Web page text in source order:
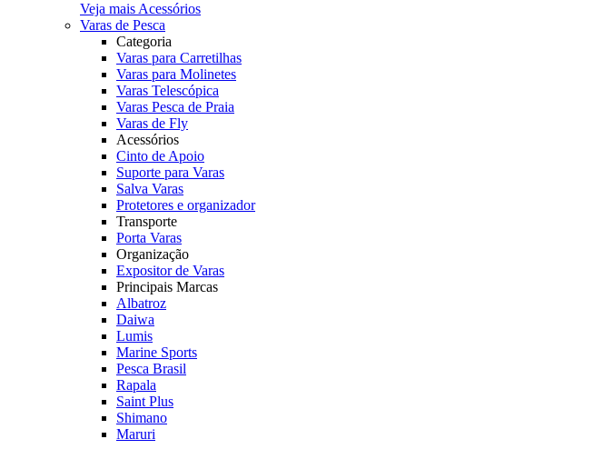
Veja mais Acessórios
Varas de Pesca
Categoria
Varas para Carretilhas
Varas para Molinetes
Varas Telescópica
Varas Pesca de Praia
Varas de Fly
Acessórios
Cinto de Apoio
Suporte para Varas
Salva Varas
Protetores e organizador
Transporte
Porta Varas
Organização
Expositor de Varas
Principais Marcas
Albatroz
Daiwa
Lumis
Marine Sports
Pesca Brasil
Rapala
Saint Plus
Shimano
Maruri